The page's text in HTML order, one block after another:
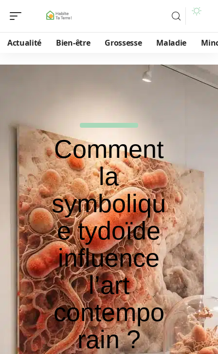
Actualité Bien-être Grossesse Maladie
Comment
la
symboliqu
e tydoïde
influence
l’art
contempo
rain ?